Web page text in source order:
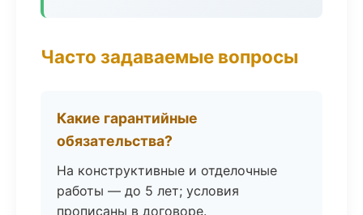
Часто задаваемые вопросы
Какие гарантийные
обязательства?
На конструктивные и отделочные
работы — до 5 лет; условия
прописаны в договоре.